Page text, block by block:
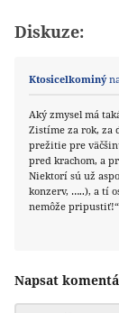
Diskuze:
Ktosicelkominý
Aký zmysel má
Zistíme za rok, za
prežitie pre
pred krachom, a
Niektorí sú už
konzerv, …..), a tí
nemôže pripustiť!“
Napsat